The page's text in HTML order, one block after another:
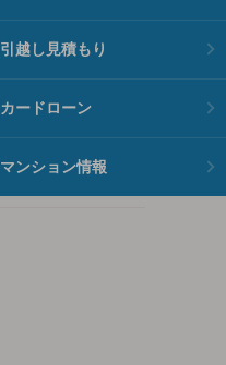
引越し見積もり
カードローン
マンション情報